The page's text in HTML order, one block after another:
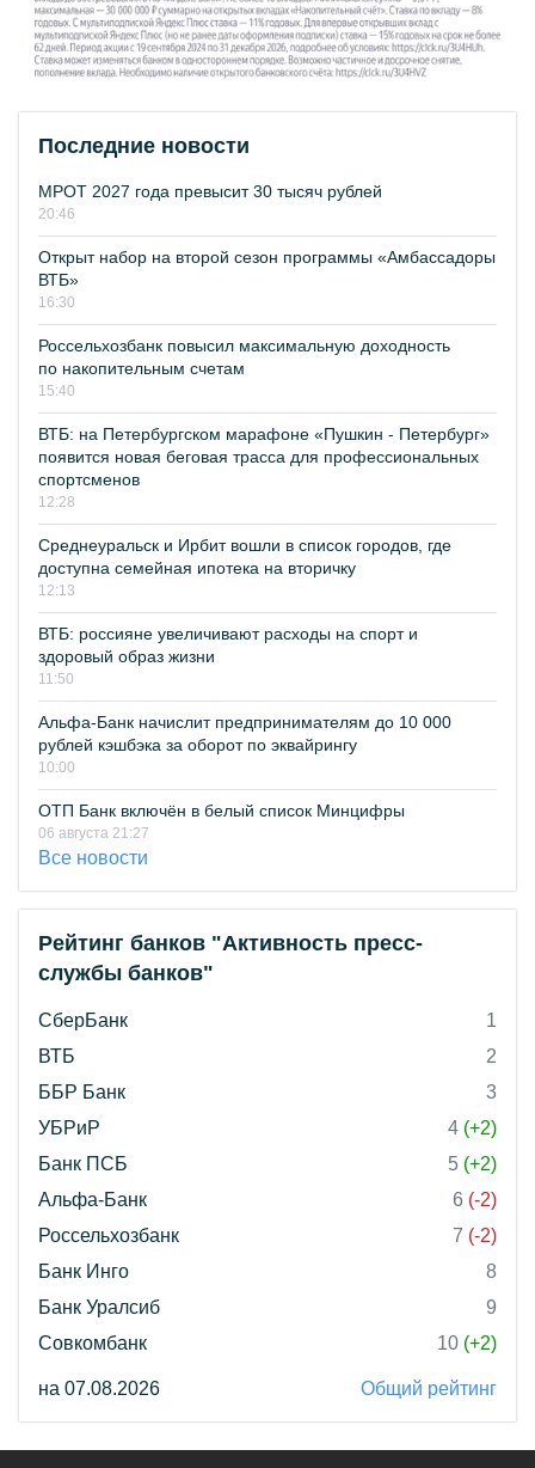
Последние новости
МРОТ 2027 года превысит 30 тысяч рублей
20:46
Открыт набор на второй сезон программы «Амбассадоры
ВТБ»
16:30
Россельхозбанк повысил максимальную доходность
по накопительным счетам
15:40
ВТБ: на Петербургском марафоне «Пушкин - Петербург»
появится новая беговая трасса для профессиональных
спортсменов
12:28
Среднеуральск и Ирбит вошли в список городов, где
доступна семейная ипотека на вторичку
12:13
ВТБ: россияне увеличивают расходы на спорт и
здоровый образ жизни
11:50
Альфа-Банк начислит предпринимателям до 10 000
рублей кэшбэка за оборот по эквайрингу
10:00
ОТП Банк включён в белый список Минцифры
06 августа 21:27
Все новости
Рейтинг банков "Активность пресс-
службы банков"
СберБанк
1
ВТБ
2
ББР Банк
3
УБРиР
4 (+2)
Банк ПСБ
5 (+2)
Альфа-Банк
6 (-2)
Россельхозбанк
7 (-2)
Банк Инго
8
Банк Уралсиб
9
Совкомбанк
10 (+2)
на 07.08.2026 Общий рейтинг